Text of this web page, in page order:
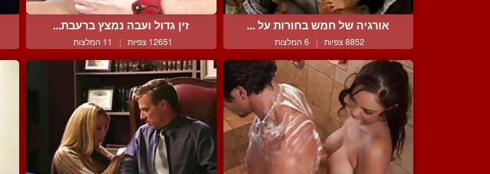
אורגיה של חמש בחורות על ...
8852 צפיות | 6 המלצות
זין גדול ועבה נמצץ ברעבת...
12651 צפיות | 11 המלצות